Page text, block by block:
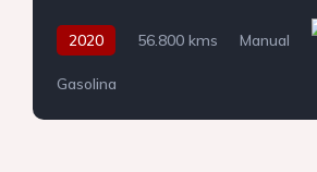
2020 56.800 kms Manual
Gasolina